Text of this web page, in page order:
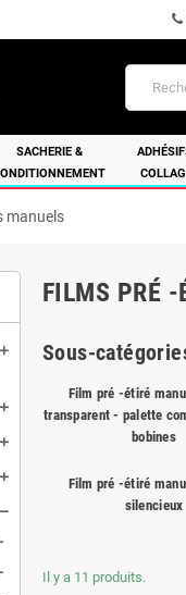
SACHERIE &
manuels
FILMS PRÉ -
Sous-
Film pré -étiré
transparent - palette
bobines
Film pré -étiré
silencieux
Il y a 11 produits.